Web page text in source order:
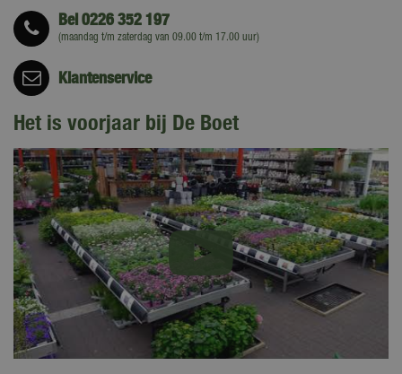
Bel0226 352 197
(maandag t/m zaterdag van 09.00 t/m 17.00 uur)
Klantenservice
Het is voorjaar bij De Boet